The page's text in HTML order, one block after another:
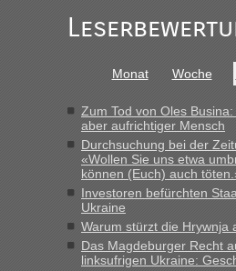
Monat Woche
Zum Tod von Oles
aber aufrichtiger Mensch
Durchsuchung bei der
«Wollen Sie uns etwa
können (Euch) auch
Investoren befürchten
Ukraine
Warum stürzt die Hrywnja
Das Magdeburger Recht
linksufrigen Ukraine: